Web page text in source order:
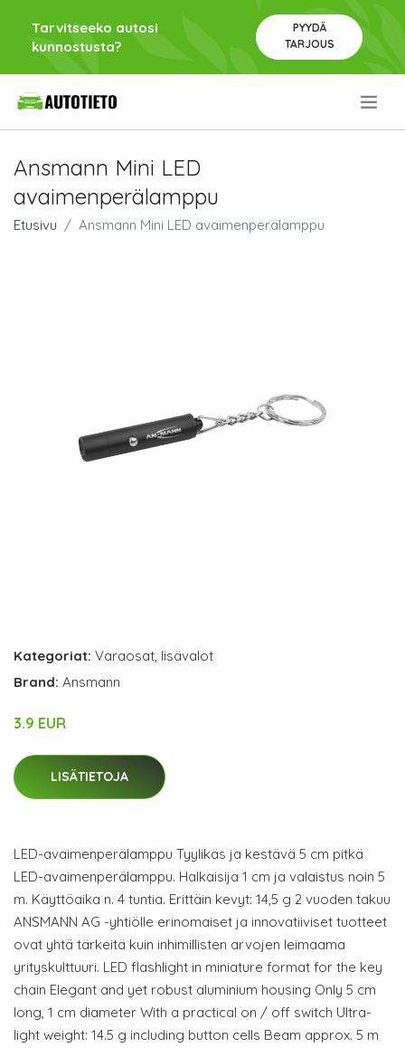
Tarvitseeko autosi
kunnostusta?
PYYDÄ
TARJOUS
Ansmann Mini LED
avaimenperälamppu
Etusivu Ansmann Mini LED avaimenperälamppu
Kategoriat: Varaosat, lisävalot
Brand: Ansmann
3.9 EUR
LISÄTIETOJA
LED-avaimenperälamppu Tyylikäs ja kestävä 5 cm pitkä
LED-avaimenperälamppu. Halkaisija 1 cm ja valaistus noin 5
m. Käyttöaika n. 4 tuntia. Erittäin kevyt: 14,5 g 2 vuoden takuu
ANSMANN AG -yhtiölle erinomaiset ja innovatiiviset tuotteet
ovat yhtä tärkeitä kuin inhimillisten arvojen leimaama
yrityskulttuuri. LED flashlight in miniature format for the key
chain Elegant and yet robust aluminium housing Only 5 cm
long, 1 cm diameter With a practical on / off switch Ultra-
light weight: 14.5 g including button cells Beam approx. 5 m